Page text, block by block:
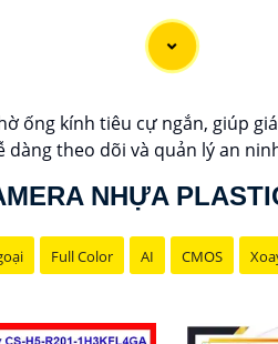
ảnh sắc nét và độ phân giải
hãng để bảo vệ tài sản và gia
ống kính tiêu cự ngắn, giúp
theo dõi và quản lý an
NHỰA
Full Color AI CMOS